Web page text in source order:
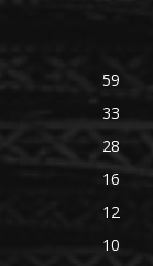
59
33
28
16
12
10